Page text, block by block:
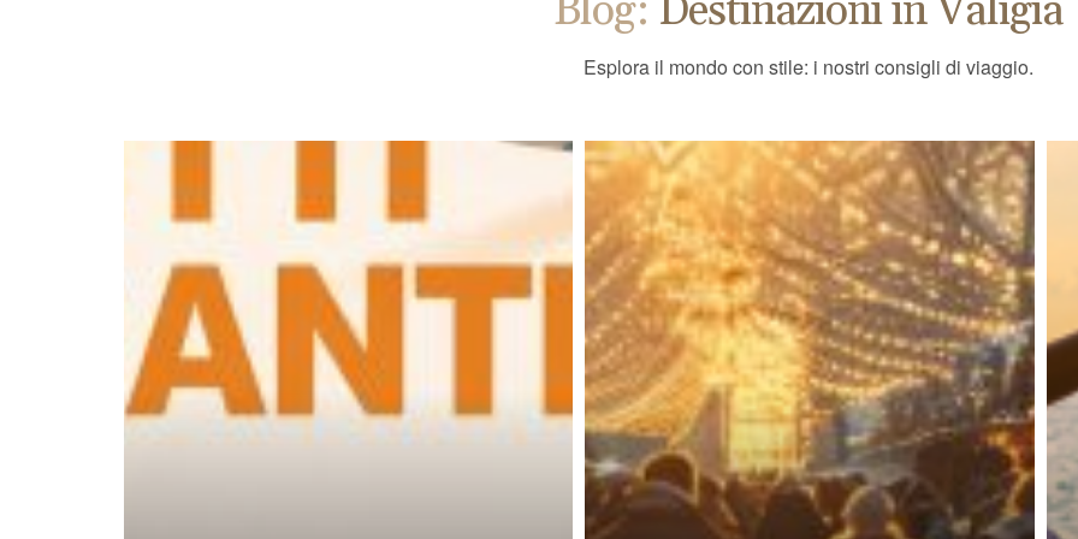
Blog: Destinazioni in Valigia
Esplora il mondo con stile: i nostri consigli di viaggio.
BLOG DI VIAGGIO